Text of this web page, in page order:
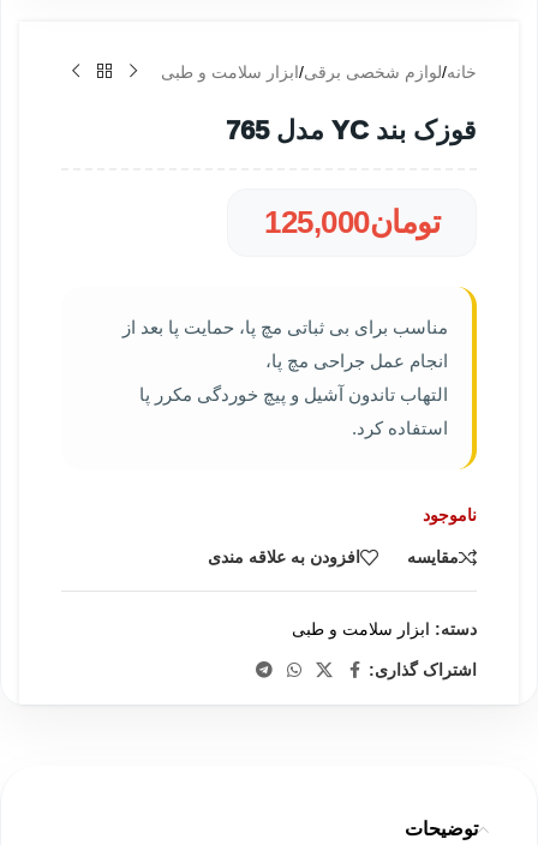
خانه/لوازم شخصی برقی/ابزار سلامت و طبی
قوزک بند YC مدل 765
تومان125,000
مناسب برای بی ثباتی مچ پا، حمایت پا بعد از
انجام عمل جراحی مچ پا،
التهاب تاندون آشیل و پیچ خوردگی مکرر پا
استفاده کرد.
ناموجود
مقایسه افزودن به علاقه مندی
دسته: ابزار سلامت و طبی
اشتراک گذاری:
توضیحات